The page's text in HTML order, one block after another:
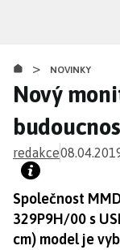
obsahu
> NOVINKY
Nový
redakce
Společnost
329P9H/00 s
cm) model je